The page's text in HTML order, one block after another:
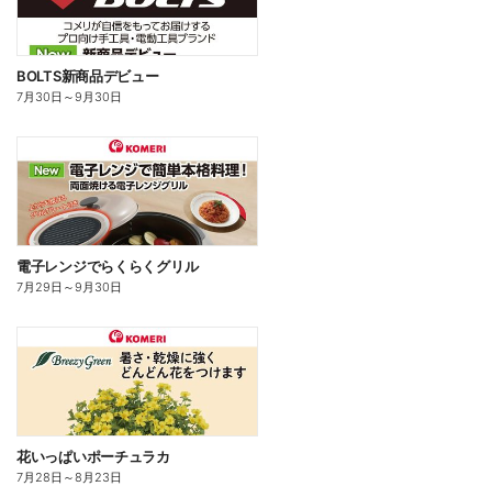
BOLTS新商品デビュー
7月30日 ～9月30日
電子レンジでらくらくグリル
7月29日 ～9月30日
花いっぱいポーチュラカ
7月28日 ～8月23日